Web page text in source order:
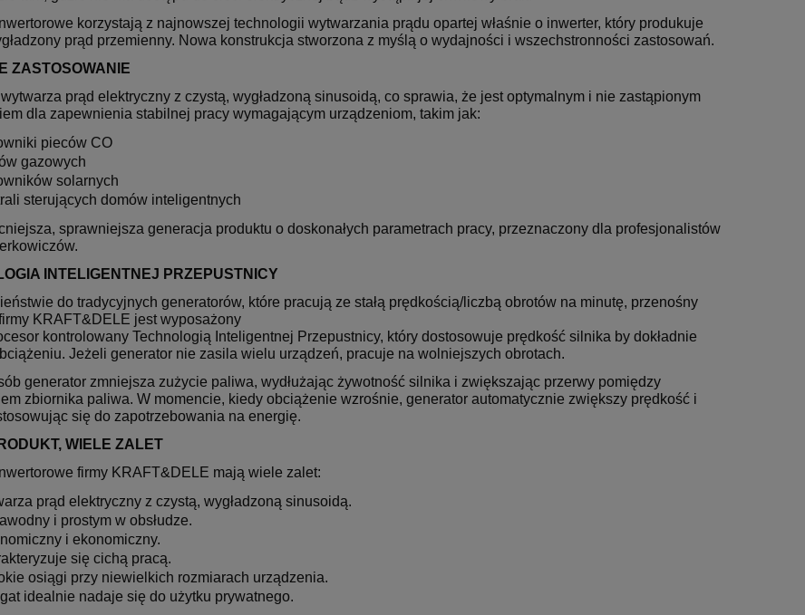
korzystają z najnowszej technologii wytwarzania prądu opartej właśnie o inwerter, który produkuje
prąd przemienny. Nowa konstrukcja stworzona z myślą o wydajności i wszechstronności zastosowań.
ZASTOSOWANIE
prąd elektryczny z czystą, wygładzoną sinusoidą, co sprawia, że jest optymalnym i nie zastąpionym
dla zapewnienia stabilnej pracy wymagającym urządzeniom, takim jak:
pieców CO
gazowych
solarnych
sterujących domów inteligentnych
sprawniejsza generacja produktu o doskonałych parametrach pracy, przeznaczony dla profesjonalistów
INTELIGENTNEJ PRZEPUSTNICY
do tradycyjnych generatorów, które pracują ze stałą prędkością/liczbą obrotów na minutę, przenośny
KRAFT&DELE jest wyposażony
kontrolowany Technologią Inteligentnej Przepustnicy, który dostosowuje prędkość silnika by dokładnie
Jeżeli generator nie zasila wielu urządzeń, pracuje na wolniejszych obrotach.
generator zmniejsza zużycie paliwa, wydłużając żywotność silnika i zwiększając przerwy pomiędzy
zbiornika paliwa. W momencie, kiedy obciążenie wzrośnie, generator automatycznie zwiększy prędkość i
się do zapotrzebowania na energię.
WIELE ZALET
firmy KRAFT&DELE mają wiele zalet:
prąd elektryczny z czystą, wygładzoną sinusoidą.
i prostym w obsłudze.
i ekonomiczny.
się cichą pracą.
osiągi przy niewielkich rozmiarach urządzenia.
idealnie nadaje się do użytku prywatnego.